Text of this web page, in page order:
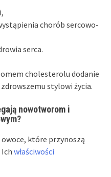
chorób sercowo-
serca.
cholesterolu dodanie
stylowi życia.
nowotworom i
które przynoszą
Ich właściwości